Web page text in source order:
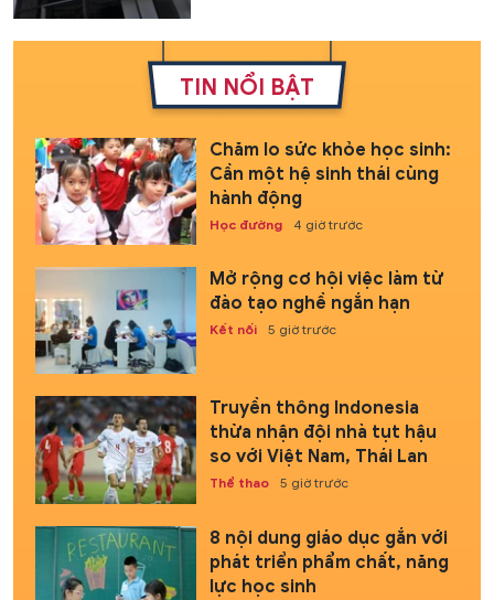
TIN NỔI BẬT
Chăm lo sức khỏe học sinh:
Cần một hệ sinh thái cùng
hành động
Học đường 4 giờ trước
Mở rộng cơ hội việc làm từ
đào tạo nghề ngắn hạn
Kết nối 5 giờ trước
Truyền thông Indonesia
thừa nhận đội nhà tụt hậu
so với Việt Nam, Thái Lan
Thể thao 5 giờ trước
8 nội dung giáo dục gắn với
phát triển phẩm chất, năng
lực học sinh